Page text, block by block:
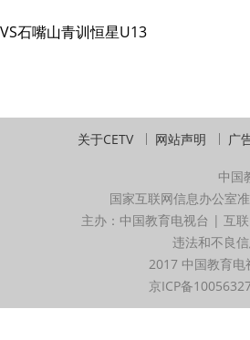
石嘴山青训恒星U13
关于CETV 网站声明 广
中国
国家互联网信息办公室
主办：中国教育电视台 | 互
违法和不良
2017 中国教育
京ICP备